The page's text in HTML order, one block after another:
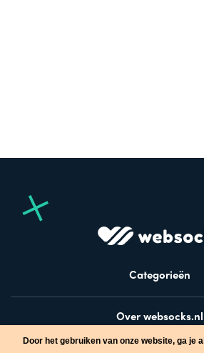
Categorieën
Over websocks.nl
Door het gebruiken van onze website, ga je